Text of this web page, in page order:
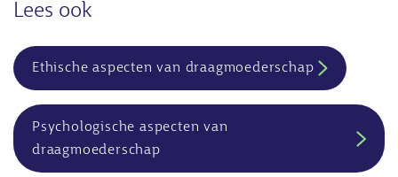
Lees ook
Ethische aspecten van draagmoederschap
Psychologische aspecten van
draagmoederschap